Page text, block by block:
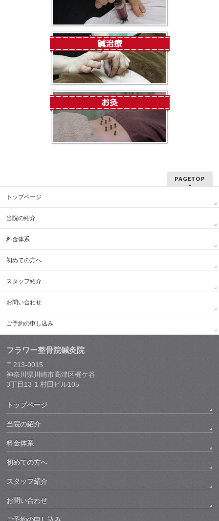
PAGETOP
トップページ
当院の紹介
料金体系
初めての方へ
スタッフ紹介
お問い合わせ
ご予約の申し込み
フラワー整骨院鍼灸院
〒213-0015
神奈川県川崎市高津区梶ケ谷
3丁目13-1 村田ビル105
トップページ
当院の紹介
料金体系
初めての方へ
スタッフ紹介
お問い合わせ